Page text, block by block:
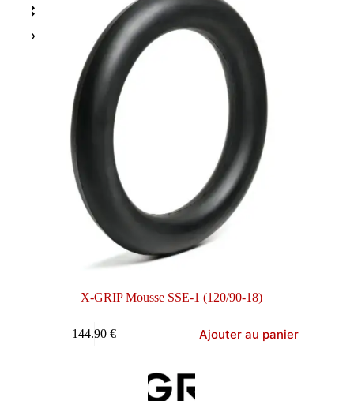
X-GRIP Mousse SSE-1 (120/90-18)
144.90€ Ajouter au panier